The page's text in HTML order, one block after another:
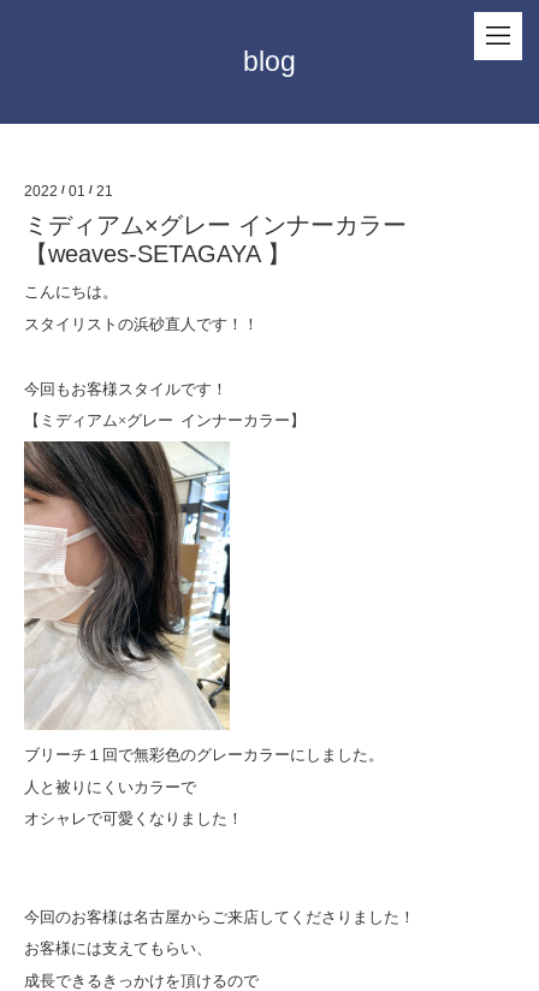
blog
2022 / 01 / 21
ミディアム×グレー インナーカラー
【weaves-SETAGAYA 】
こんにちは。
スタイリストの浜砂直人です！！
今回もお客様スタイルです！
【ミディアム×グレー インナーカラー】
ブリーチ１回で無彩色のグレーカラーにしました。
人と被りにくいカラーで
オシャレで可愛くなりました！
今回のお客様は名古屋からご来店してくださりました！
お客様には支えてもらい、
成長できるきっかけを頂けるので